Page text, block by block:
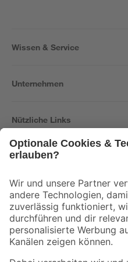
Wissen & Service
Unternehmen
Nützliche Links
Der toom Newsletter: Keine
Zur Newsletter Anmeldung
Folge uns